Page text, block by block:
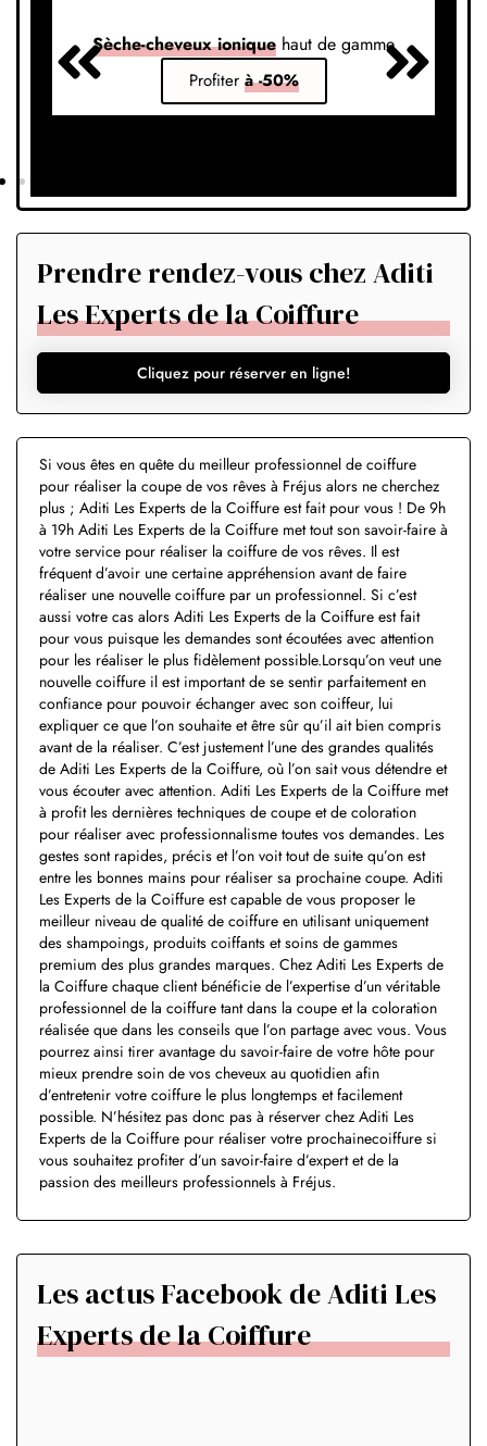
Sèche-cheveux ionique haut de gamme
Profiter à -50%
Prendre rendez-vous chez Aditi
Les Experts de la Coiffure
Cliquez pour réserver en ligne!
Si vous êtes en quête du meilleur professionnel de coiffure
pour réaliser la coupe de vos rêves à Fréjus alors ne cherchez
plus ; Aditi Les Experts de la Coiffure est fait pour vous ! De 9h
à 19h Aditi Les Experts de la Coiffure met tout son savoir-faire à
votre service pour réaliser la coiffure de vos rêves. Il est
fréquent d’avoir une certaine appréhension avant de faire
réaliser une nouvelle coiffure par un professionnel. Si c’est
aussi votre cas alors Aditi Les Experts de la Coiffure est fait
pour vous puisque les demandes sont écoutées avec attention
pour les réaliser le plus fidèlement possible.Lorsqu’on veut une
nouvelle coiffure il est important de se sentir parfaitement en
confiance pour pouvoir échanger avec son coiffeur, lui
expliquer ce que l’on souhaite et être sûr qu’il ait bien compris
avant de la réaliser. C’est justement l’une des grandes qualités
de Aditi Les Experts de la Coiffure, où l’on sait vous détendre et
vous écouter avec attention. Aditi Les Experts de la Coiffure met
à profit les dernières techniques de coupe et de coloration
pour réaliser avec professionnalisme toutes vos demandes. Les
gestes sont rapides, précis et l’on voit tout de suite qu’on est
entre les bonnes mains pour réaliser sa prochaine coupe. Aditi
Les Experts de la Coiffure est capable de vous proposer le
meilleur niveau de qualité de coiffure en utilisant uniquement
des shampoings, produits coiffants et soins de gammes
premium des plus grandes marques. Chez Aditi Les Experts de
la Coiffure chaque client bénéficie de l’expertise d’un véritable
professionnel de la coiffure tant dans la coupe et la coloration
réalisée que dans les conseils que l’on partage avec vous. Vous
pourrez ainsi tirer avantage du savoir-faire de votre hôte pour
mieux prendre soin de vos cheveux au quotidien afin
d’entretenir votre coiffure le plus longtemps et facilement
possible. N’hésitez pas donc pas à réserver chez Aditi Les
Experts de la Coiffure pour réaliser votre prochainecoiffure si
vous souhaitez profiter d’un savoir-faire d’expert et de la
passion des meilleurs professionnels à Fréjus.
Les actus Facebook de Aditi Les
Experts de la Coiffure